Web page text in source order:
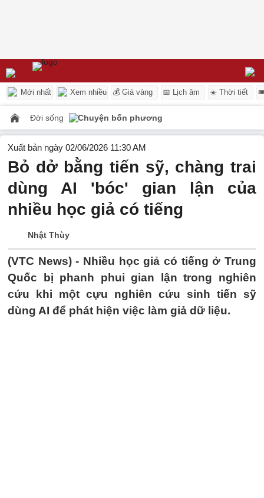
Mới nhất Xem nhiều 💰 Giá vàng 📅 Lịch âm ☀️ Thời tiết
Đời sống Chuyện bốn phương
Xuất bản ngày 02/06/2026 11:30 AM
Bỏ dở bằng tiến sỹ, chàng trai
dùng AI 'bóc' gian lận của
nhiều học giả có tiếng
Nhật Thùy
(VTC News) - Nhiều học giả có tiếng ở Trung
Quốc bị phanh phui gian lận trong nghiên
cứu khi một cựu nghiên cứu sinh tiến sỹ
dùng AI để phát hiện việc làm giả dữ liệu.